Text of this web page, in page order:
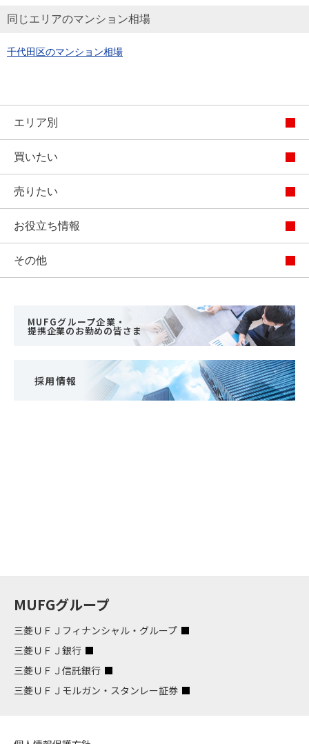
同じエリアのマンション相場
千代田区のマンション相場
エリア別
買いたい
売りたい
お役立ち情報
その他
MUFGグループ企業・
提携企業のお勤めの皆さま
採用情報
MUFGグループ
三菱ＵＦＪフィナンシャル・グループ
三菱ＵＦＪ銀行
三菱ＵＦＪ信託銀行
三菱ＵＦＪモルガン・スタンレー証券